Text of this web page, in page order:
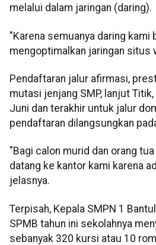
melalui dalam jaringan (daring).
"Karena semuanya daring kami
mengoptimalkan jaringan situs
Pendaftaran jalur afirmasi,
mutasi jenjang SMP, lanjut
Juni dan terakhir untuk jalur
pendaftaran dilangsungkan
"Bagi calon murid dan orang
datang ke kantor kami karena
jelasnya.
Terpisah, Kepala SMPN 1
SPMB tahun ini sekolahnya
sebanyak 320 kursi atau 10